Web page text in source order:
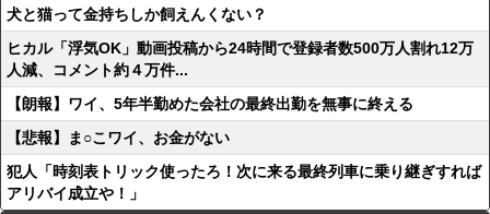
犬と猫って金持ちしか飼えんくない？
ヒカル「浮気OK」動画投稿から24時間で登録者数500万人割れ12万
人減、コメント約４万件...
【朗報】ワイ、5年半勤めた会社の最終出勤を無事に終える
【悲報】ま○こワイ、お金がない
犯人「時刻表トリック使ったろ！次に来る最終列車に乗り継ぎすれば
アリバイ成立や！」